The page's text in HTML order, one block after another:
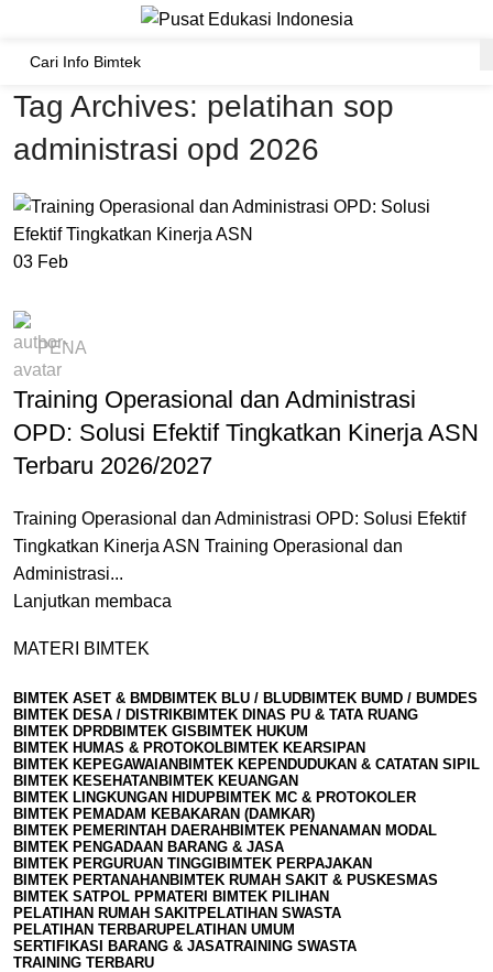
Tag Archives: pelatihan sop
administrasi opd 2026
MATERI BIMTEK
BIMTEK ASET & BMDBIMTEK BLU / BLUDBIMTEK BUMD / BUMDES
BIMTEK DESA / DISTRIKBIMTEK DINAS PU & TATA RUANG
BIMTEK DPRDBIMTEK GIS BIMTEK HUKUM
BIMTEK HUMAS & PROTOKOLBIMTEK KEARSIPAN
BIMTEK KEPEGAWAIAN BIMTEK KEPENDUDUKAN & CATATAN SIPIL
BIMTEK KESEHATAN BIMTEK KEUANGAN
BIMTEK LINGKUNGAN HIDUPBIMTEK MC & PROTOKOLER
BIMTEK PEMADAM KEBAKARAN (DAMKAR)
BIMTEK PEMERINTAH DAERAH BIMTEK PENANAMAN MODAL
BIMTEK PENGADAAN BARANG & JASA
BIMTEK PERGURUAN TINGGI BIMTEK PERPAJAKAN
BIMTEK PERTANAHAN BIMTEK RUMAH SAKIT & PUSKESMAS
BIMTEK SATPOL PPMATERI BIMTEK PILIHAN
PELATIHAN RUMAH SAKITPELATIHAN SWASTA
PELATIHAN TERBARUPELATIHAN UMUM
SERTIFIKASI BARANG & JASATRAINING SWASTA
TRAINING TERBARU
03 Feb
PENA
Training Operasional dan Administrasi
OPD: Solusi Efektif Tingkatkan Kinerja ASN
Terbaru 2026/2027
Training Operasional dan Administrasi OPD: Solusi Efektif
Tingkatkan Kinerja ASN Training Operasional dan
Administrasi...
Lanjutkan membaca